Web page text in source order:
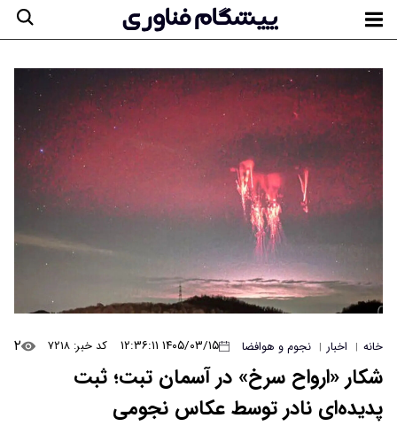
خانه | اخبار | نجوم و هوافضا ۱۴۰۵/۰۳/۱۵ ۱۲:۳۶:۱۱ کد خبر: ۷۲۱۸ ۲
شکار «ارواح سرخ» در آسمان تبت؛ ثبت
پدیده‌ای نادر توسط عکاس نجومی